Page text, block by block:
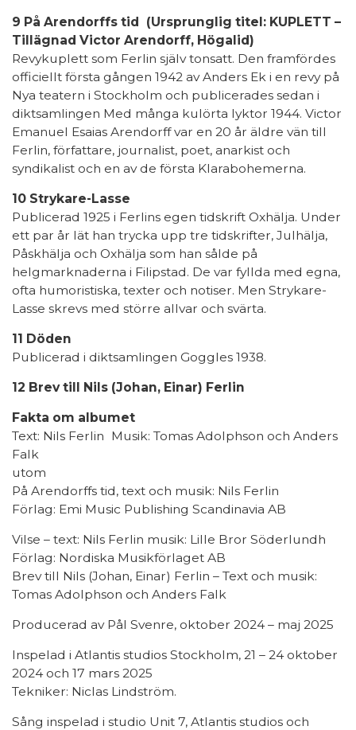
9 På Arendorffs tid (Ursprunglig titel: KUPLETT –
Tillägnad Victor Arendorff, Högalid)
Revykuplett som Ferlin själv tonsatt. Den framfördes
officiellt första gången 1942 av Anders Ek i en revy på
Nya teatern i Stockholm och publicerades sedan i
diktsamlingen Med många kulörta lyktor 1944. Victor
Emanuel Esaias Arendorff var en 20 år äldre vän till
Ferlin, författare, journalist, poet, anarkist och
syndikalist och en av de första Klarabohemerna.
10 Strykare-Lasse
Publicerad 1925 i Ferlins egen tidskrift Oxhälja. Under
ett par år lät han trycka upp tre tidskrifter, Julhälja,
Påskhälja och Oxhälja som han sålde på
helgmarknaderna i Filipstad. De var fyllda med egna,
ofta humoristiska, texter och notiser. Men Strykare-
Lasse skrevs med större allvar och svärta.
11 Döden
Publicerad i diktsamlingen Goggles 1938.
12 Brev till Nils (Johan, Einar) Ferlin
Fakta om albumet
Text: Nils Ferlin Musik: Tomas Adolphson och Anders
Falk
utom
På Arendorffs tid, text och musik: Nils Ferlin
Förlag: Emi Music Publishing Scandinavia AB
Vilse – text: Nils Ferlin musik: Lille Bror Söderlundh
Förlag: Nordiska Musikförlaget AB
Brev till Nils (Johan, Einar) Ferlin – Text och musik:
Tomas Adolphson och Anders Falk
Producerad av Pål Svenre, oktober 2024 – maj 2025
Inspelad i Atlantis studios Stockholm, 21 – 24 oktober
2024 och 17 mars 2025
Tekniker: Niclas Lindström.
Sång inspelad i studio Unit 7, Atlantis studios och